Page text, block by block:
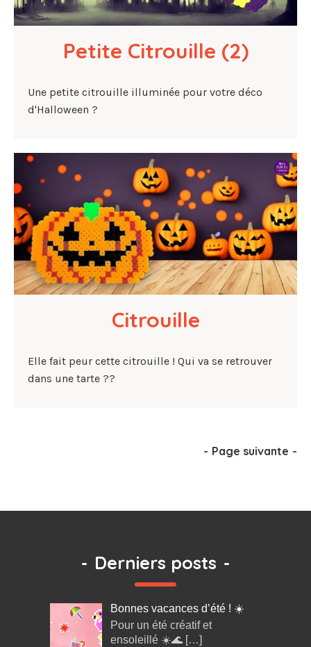
Petite Citrouille (2)
Une petite citrouille illuminée pour votre déco
d'Halloween ?
Citrouille
Elle fait peur cette citrouille ! Qui va se retrouver
dans une tarte ??
- Page suivante -
- Derniers posts -
Bonnes vacances d’été ! ☀️
Pour un été créatif et
ensoleillé ☀️🌊 […]